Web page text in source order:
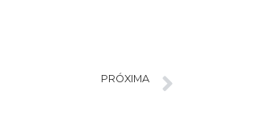
PRÓXIMA